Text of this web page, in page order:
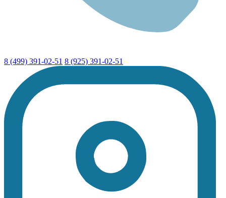
8 (499) 391-02-51 8 (925) 391-02-51